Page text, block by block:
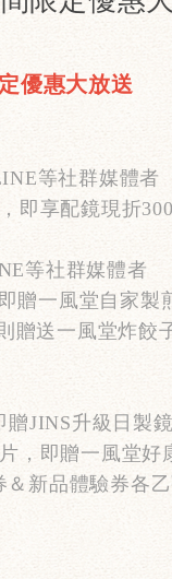
優惠大放送
等社群媒體者
即享配鏡現折300
等社群媒體者
贈一風堂自家製
贈送一風堂炸餃
贈JINS升級日製
，即贈一風堂好
新品體驗券各